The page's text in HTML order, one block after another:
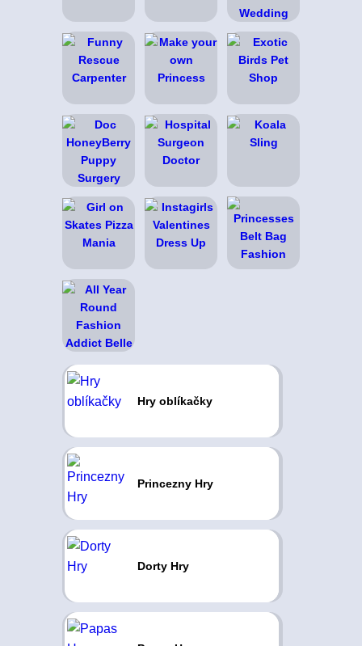
Hry oblíkačky
Princezny Hry
Dorty Hry